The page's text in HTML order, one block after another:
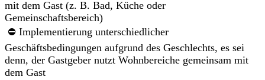
mit dem Gast (z. B. Bad, Küche oder
Gemeinschaftsbereich)
⛔ Implementierung unterschiedlicher
Geschäftsbedingungen aufgrund des Geschlechts, es sei
denn, der Gastgeber nutzt Wohnbereiche gemeinsam mit
dem Gast